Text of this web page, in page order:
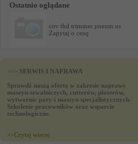
Ostatnio oglądane
cov thd trimmer pneum us
Zapytaj o cenę
>>> SERWIS I NAPRAWA
Sprawdź naszą ofertę w zakresie naprawy
maszyn szwalniczych, cutterów, ploterów,
wytwornic pary i maszyn specjalistycznych.
Szkolenie pracowników oraz wsparcie
technologiczne.
>>Czytaj wiecej